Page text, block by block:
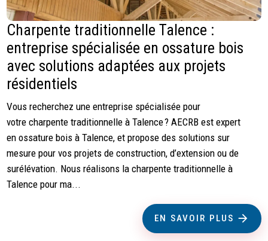
Charpente traditionnelle Talence :
entreprise spécialisée en ossature bois
avec solutions adaptées aux projets
résidentiels
Vous recherchez une entreprise spécialisée pour
votre charpente traditionnelle à Talence ? AECRB est expert
en ossature bois à Talence, et propose des solutions sur
mesure pour vos projets de construction, d’extension ou de
surélévation. Nous réalisons la charpente traditionnelle à
Talence pour ma...
EN SAVOIR PLUS